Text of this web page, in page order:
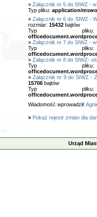
» Załącznik nr 5 do SIWZ -
Typ pliku: application/
» Załącznik nr 6 do SIWZ -
rozmiar: 15432bajtów
Typ
» Załącznik nr 7 do SIWZ -
Typ
» Załącznik nr 8 do SIWZ-
Typ
» Załącznik nr 9 do SIWZ -
15706bajtów
Typ
Wiadomość wprowadził:
» Pokaż rejestr zmian dla
Urząd